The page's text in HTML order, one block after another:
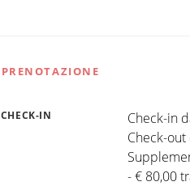
IN
Check-in
Check-
- € 80,00